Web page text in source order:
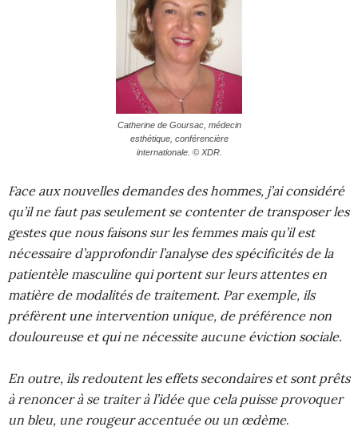
Catherine de Goursac, médecin
esthétique, conférencière
internationale. © XDR.
Face aux nouvelles demandes des hommes, j’ai considéré
qu’il ne faut pas seulement se contenter de transposer les
gestes que nous faisons sur les femmes mais qu’il est
nécessaire d’approfondir l’analyse des spécificités de la
patientèle masculine qui portent sur leurs attentes en
matière de modalités de traitement. Par exemple, ils
préfèrent une intervention unique, de préférence non
douloureuse et qui ne nécessite aucune éviction sociale.
En outre, ils redoutent les effets secondaires et sont prêts
à renoncer à se traiter à l’idée que cela puisse provoquer
un bleu, une rougeur accentuée ou un œdème.